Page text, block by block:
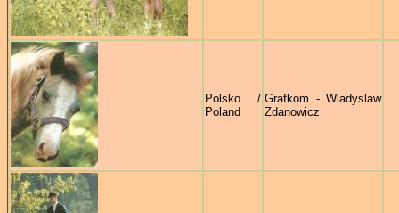
Polsko /
Poland
Grafkom - Wladyslaw
Zdanowicz